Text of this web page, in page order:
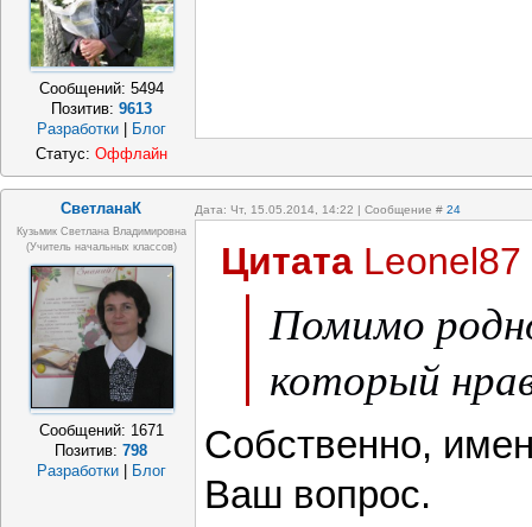
Сообщений: 5494
Позитив: 9613
Разработки
Блог
Статус: Оффлайн
СветланаК Дата: Чт, 15.05.2014, 14:22 | Сообщение # 24
Кузьмик Светлана Владимировна
(учитель начальных классов)
Сообщений: 1671
Позитив:798
Разработки
Блог
Цитата Leonel87
Помимо
который
Собственно,
Ваш вопрос.